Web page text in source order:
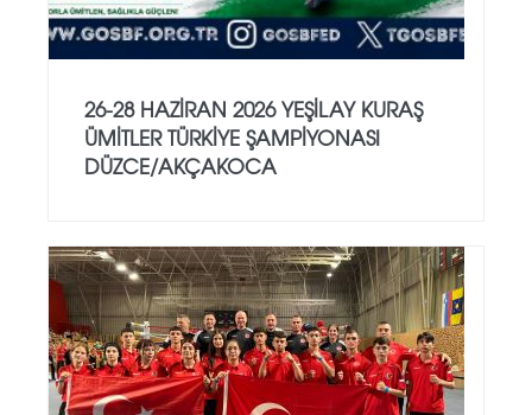
26-28 HAZİRAN 2026 YEŞİLAY KURAŞ
ÜMİTLER TÜRKİYE ŞAMPİYONASI
DÜZCE/AKÇAKOCA